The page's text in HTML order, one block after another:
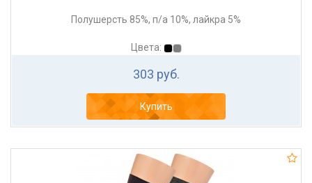
Полушерсть 85%, п/а 10%, лайкра 5%
Цвета:
303 руб.
Купить